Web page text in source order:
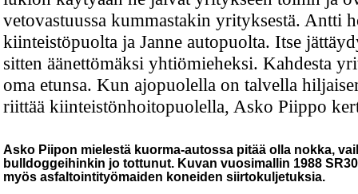
vetovastuussa kummastakin yrityksestä. Antti
kiinteistöpuolta ja Janne autopuolta. Itse
sitten äänettömäksi yhtiömieheksi. Kahdesta
oma etunsa. Kun ajopuolella on talvella
riittää kiinteistönhoitopuolella, Asko Piippo
Asko Piipon mielestä kuorma-autossa pitää olla nokka,
bulldoggeihinkin jo tottunut. Kuvan vuosimallin 1988
myös asfaltointityömaiden koneiden siirtokuljetuksia.